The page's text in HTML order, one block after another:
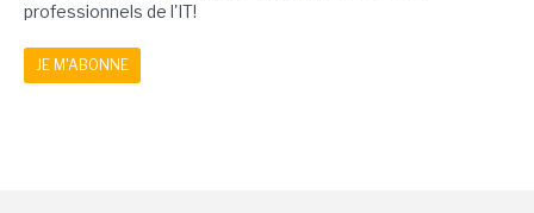
professionnels de l'IT!
JE M'ABONNE